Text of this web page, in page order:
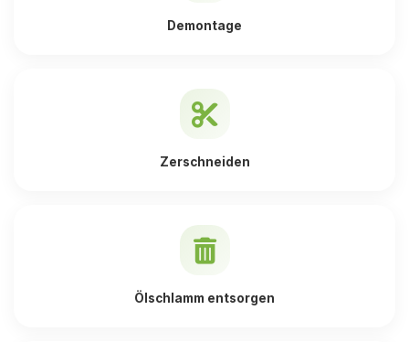
Demontage
Zerschneiden
Ölschlamm entsorgen